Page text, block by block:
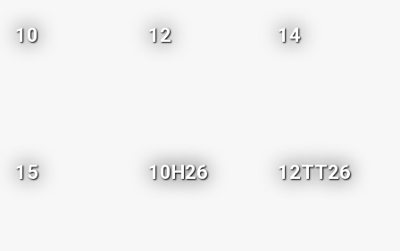
10 12 14
15 10H26 12TT26